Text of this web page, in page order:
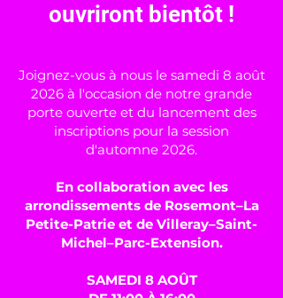
ouvriront bientôt !
Joignez-vous à nous le samedi 8 août
2026 à l'occasion de notre grande
porte ouverte et du lancement des
inscriptions pour la session
d'automne 2026.
En collaboration avec les
arrondissements de Rosemont–La
Petite-Patrie et de Villeray–Saint-
Michel–Parc-Extension.
SAMEDI 8 AOÛT